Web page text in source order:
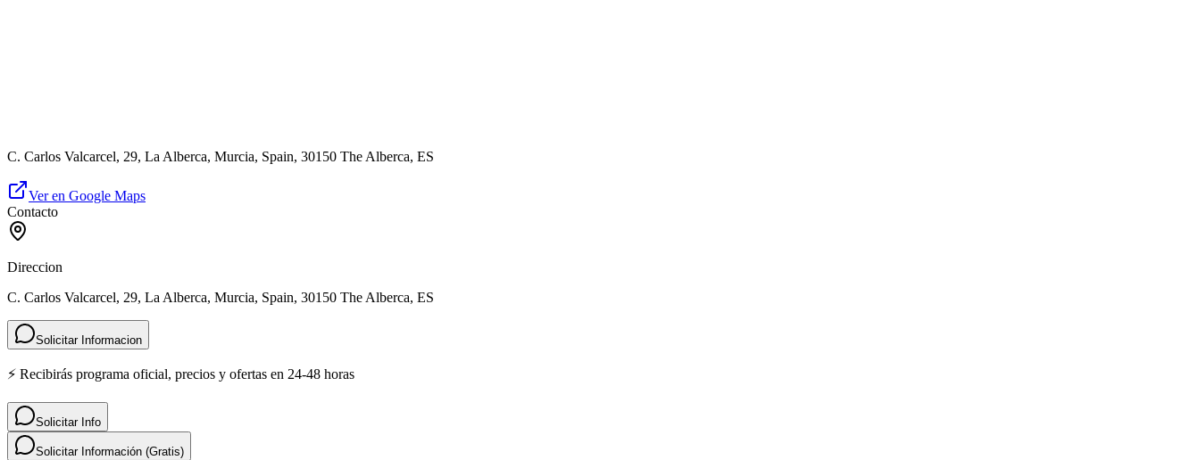
C. Carlos Valcarcel, 29, La Alberca, Murcia, Spain, 30150 The Alberca, ES
Ver en Google Maps
Contacto
Direccion
C. Carlos Valcarcel, 29, La Alberca, Murcia, Spain, 30150 The Alberca, ES
Solicitar Informacion
⚡ Recibirás programa oficial, precios y ofertas en 24-48 horas
Solicitar Info
Solicitar Información (Gratis)